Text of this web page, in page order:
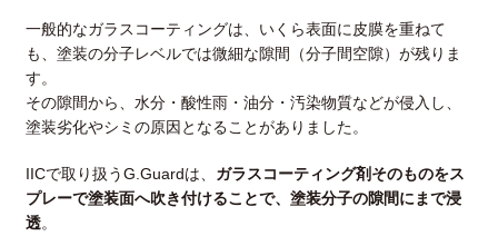
一般的なガラスコーティングは、いくら表面に皮膜を重ねて
も、塗装の分子レベルでは微細な隙間（分子間空隙）が残りま
す。
その隙間から、水分・酸性雨・油分・汚染物質などが侵入し、
塗装劣化やシミの原因となることがありました。
IICで取り扱うG.Guardは、 ガラスコーティング剤そのものをス
プレーで塗装面へ吹き付けることで、塗装分子の隙間にまで浸
透。